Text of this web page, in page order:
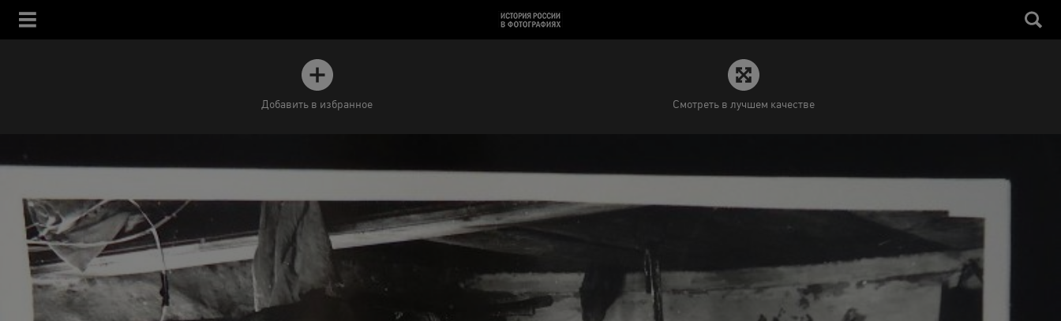
Добавить в избранное Смотреть в лучшем качестве